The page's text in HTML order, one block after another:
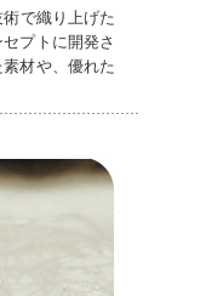
で織り上げた
プトに開発さ
材や、優れた